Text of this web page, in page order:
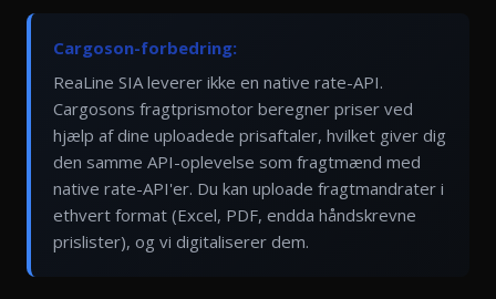
Cargoson-forbedring:
ReaLine SIA leverer ikke en native rate-API.
Cargosons fragtprismotor beregner priser ved
hjælp af dine uploadede prisaftaler, hvilket giver dig
den samme API-oplevelse som fragtmænd med
native rate-API'er. Du kan uploade fragtmandrater i
ethvert format (Excel, PDF, endda håndskrevne
prislister), og vi digitaliserer dem.